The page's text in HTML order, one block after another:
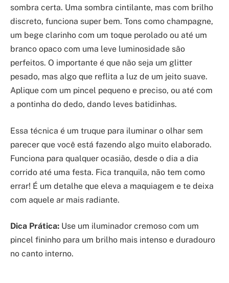
sombra certa. Uma sombra cintilante, mas com brilho
discreto, funciona super bem. Tons como champagne,
um bege clarinho com um toque perolado ou até um
branco opaco com uma leve luminosidade são
perfeitos. O importante é que não seja um glitter
pesado, mas algo que reflita a luz de um jeito suave.
Aplique com um pincel pequeno e preciso, ou até com
a pontinha do dedo, dando leves batidinhas.
Essa técnica é um truque para iluminar o olhar sem
parecer que você está fazendo algo muito elaborado.
Funciona para qualquer ocasião, desde o dia a dia
corrido até uma festa. Fica tranquila, não tem como
errar! É um detalhe que eleva a maquiagem e te deixa
com aquele ar mais radiante.
Dica Prática: Use um iluminador cremoso com um
pincel fininho para um brilho mais intenso e duradouro
no canto interno.